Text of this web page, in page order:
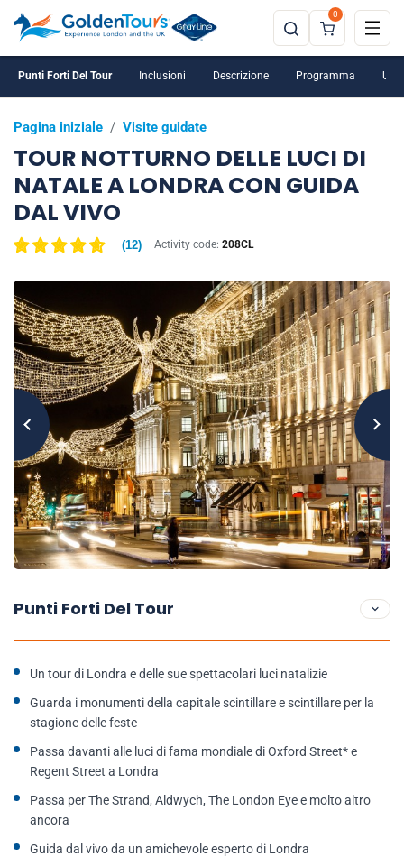
0
Pagina iniziale / Visite guidate
TOUR NOTTURNO DELLE LUCI DI
NATALE A LONDRA CON GUIDA
DAL VIVO
(12) Activity code: 208CL
Punti Forti Del Tour Inclusioni Descrizione Programma
Punti Forti Del Tour
Un tour di Londra e delle sue spettacolari luci natalizie
Guarda i monumenti della capitale scintillare e scintillare per la
stagione delle feste
Passa davanti alle luci di fama mondiale di Oxford Street* e
Regent Street a Londra
Passa per The Strand, Aldwych, The London Eye e molto altro
ancora
Guida dal vivo da un amichevole esperto di Londra